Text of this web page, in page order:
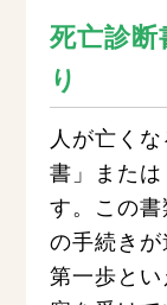
死亡診
り
人が亡く
書」また
す。この
の手続き
第一歩と